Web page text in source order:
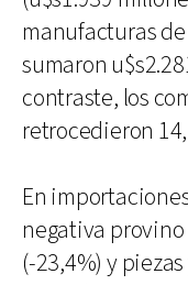
manufacturas
sumaron
contraste, los
retrocedieron
En
negativa
(-23,4%) y